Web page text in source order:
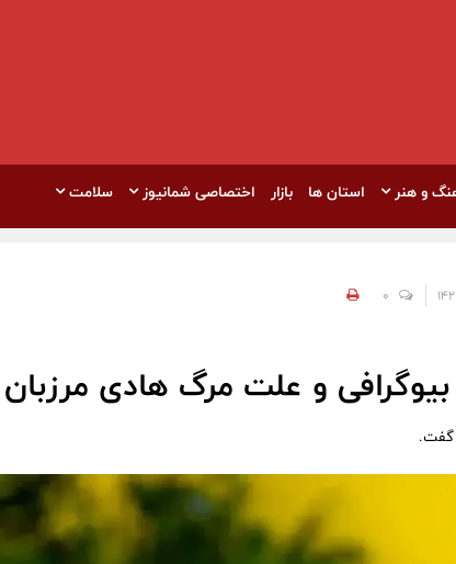
و هنر استان ها بازار اختصاصی شمانیوز سلامت
0
و علت مرگ هادی مرزبان